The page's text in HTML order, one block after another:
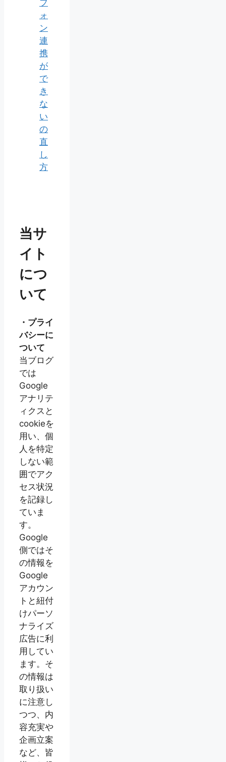
フ
ォ
ン
連
携
が
で
き
な
い
の
直
し
方
当サ
イト
につ
いて
・プライ
バシーに
ついて
当ブログ
では
Google
アナリテ
ィクスと
cookieを
用い、個
人を特定
しない範
囲でアク
セス状況
を記録し
ていま
す。
Google
側ではそ
の情報を
Google
アカウン
トと紐付
けパーソ
ナライズ
広告に利
用してい
ます。そ
の情報は
取り扱い
に注意し
つつ、内
容充実や
企画立案
など、皆